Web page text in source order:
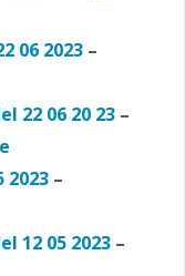
06 2023 –
22 06 20 23 –
2023 –
12 05 2023 –